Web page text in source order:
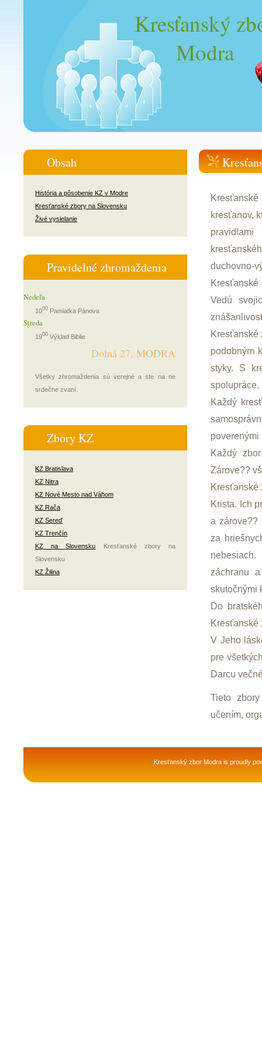
Kresťanský
Modra
Kresťanské
kresťanov,
duchovno-
Vedú
Kresťanské
podobným
styky. S
spolupráce.
Každý
poverenými
Každý
Zárove??
Kresťanské
Krista. Ich
a zárove??
za
záchranu
skutočnými
Do
Kresťanské
V Jeho
pre
Darcu
Tieto
učením,
Obsah
História a pôsobenie KZ v Modre
Kresťanské zbory na Slovensku
Živé vysielanie
Pravidelné zhromaždenia
Nedeľa
1000 Pamiatka Pánova
Streda
1900 Výklad Biblie
Dolná 27, MODRA
Všetky zhromaždenia sú verejné a ste na ne
srdečne zvaní.
Zbory KZ
KZ Bratislava
KZ Nitra
KZ Nové Mesto nad Váhom
KZ Rača
KZ Sereď
KZ Trenčín
KZ na Slovensku Kresťanské zbory na
Slovensku
KZ Žilina
Kresťanský zbor Modra is proudly